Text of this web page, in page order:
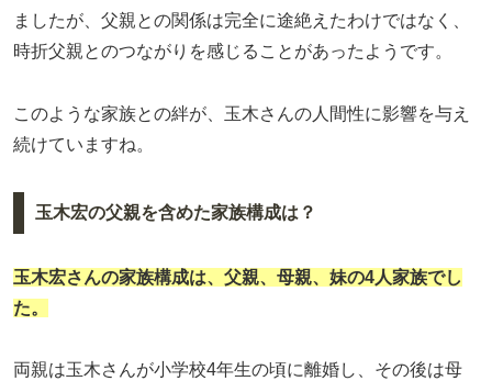
ましたが、父親との関係は完全に途絶えたわけではなく、
時折父親とのつながりを感じることがあったようです。
このような家族との絆が、玉木さんの人間性に影響を与え
続けていますね。
玉木宏の父親を含めた家族構成は？
玉木宏さんの家族構成は、父親、母親、妹の4人家族でし
た。
両親は玉木さんが小学校4年生の頃に離婚し、その後は母